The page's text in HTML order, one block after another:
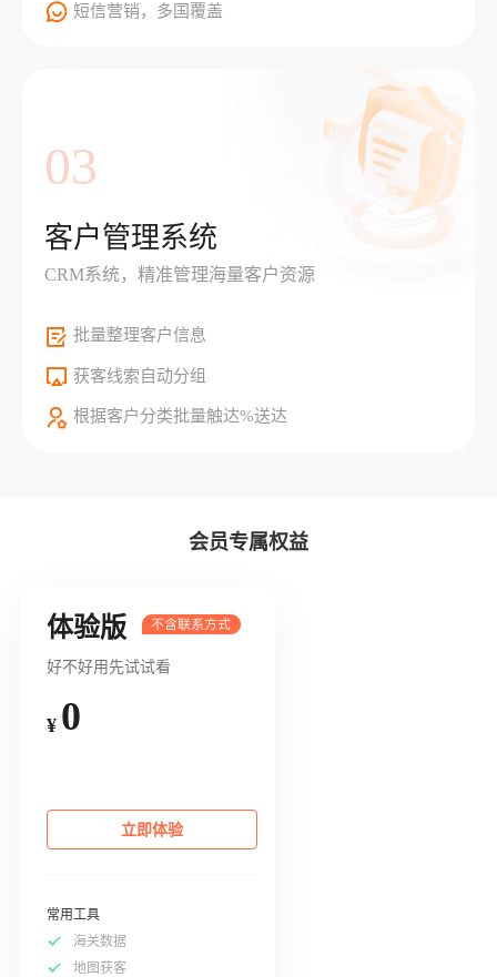
短信营销，多国覆盖
03
客户管理系统
CRM系统，精准管理海量客户资源
批量整理客户信息
获客线索自动分组
根据客户分类批量触达%送达
会员专属权益
体验版
好不好用先试试看
¥ 0
立即体验
常用工具
海关数据
地图获客